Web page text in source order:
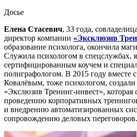
Досье
Елена Стасевич, 33 года,
директор компании «Эксклюзив
образование психолога, окончила
Служила психологом в спецслужбах,
сертифицированным коучем и
полиграфологом. В 2015 году вместе
Ковалёвым, тоже психологом,
«Экслюзив Тренинг-инвест», которая
проведению корпоративных
и внедрению автоматизированных
сопровождению деловых переговоров.